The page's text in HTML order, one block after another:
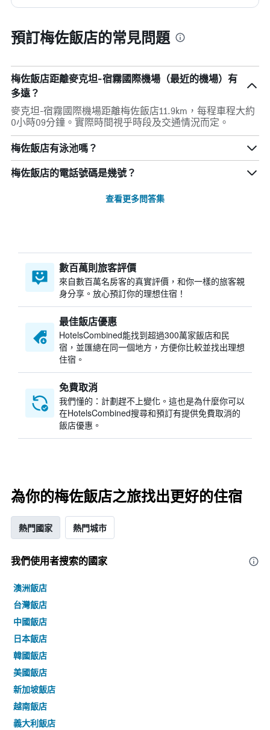
預訂梅佐飯店的常見問題
梅佐飯店距離麥克坦-宿霧國際機場（最近的機場）有
多遠？
麥克坦-宿霧國際機場距離梅佐飯店11.9km，每程車程大約
0小時09分鐘。實際時間視乎時段及交通情況而定。
梅佐飯店有泳池嗎？
梅佐飯店的電話號碼是幾號？
查看更多問答集
數百萬則旅客評價
來自數百萬名房客的真實評價，和你一樣的旅客親
身分享。放心預訂你的理想住宿！
最佳飯店優惠
HotelsCombined​能找到超過300萬家飯店和民
宿，並匯總在同一個地方，方便你比較並找出理想
住宿。
免費取消
我們懂的：計劃趕不上變化。這也是為什麼你可以
在HotelsCombined搜尋和預訂有提供免費取消的
飯店優惠。
為你的梅佐飯店之旅找出更好的住宿
熱門國家 熱門城市
我們使用者搜索的國家
澳洲飯店
台灣飯店
中國飯店
日本飯店
韓國飯店
美國飯店
新加坡飯店
越南飯店
義大利飯店